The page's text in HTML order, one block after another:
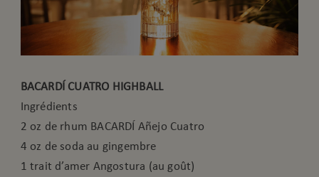
BACARDÍ CUATRO HIGHBALL
Ingrédients
2 oz de rhum BACARDÍ Añejo Cuatro
4 oz de soda au gingembre
1 trait d’amer Angostura (au goût)